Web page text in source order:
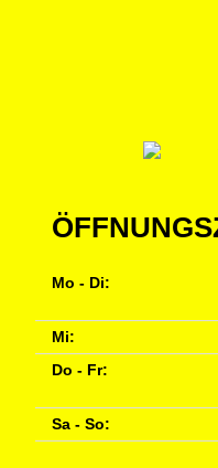
Mo - Di:
Mi:
Do - Fr:
Sa - So: